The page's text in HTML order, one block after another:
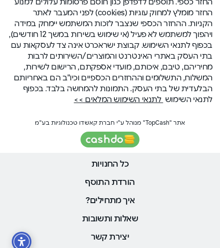
החזר מומלץ למחוק עוגיות (cookies) לפני המעבר לאתר
הקניות. ההחזר הכספי שנצבר לזכות המשתמש יימחק במידה
ויהפוך למשתמש לא פעיל (אי שימוש בשירות במשך 12 חודשים),
בכפוף לתנאי השימוש. קבוצת ישראכרט אינה צד לעסקאות עם
בתי העסק באתרי האינטרנט והמוצרים/השירותים לרבות
מחיריהם, טיבם, איכותם, מועדי אספקתם, הרישום לשירות,
המשלוח, התשלומים וההחזרים הכספיים וכיו"ב הם באחריותם
הבלעדית של בתי העסק. התמונות להמחשה בלבד. בכפוף
לתנאי השימוש לתנאי השימוש המלאים >>
אתר "TopCash" מנוהל ע"י חברת קאשדו טכנולוגיות בע"מ
כל החנויות
הורדת התוסף
איך מתחילים?
שאלות ותשובות
יצירת קשר